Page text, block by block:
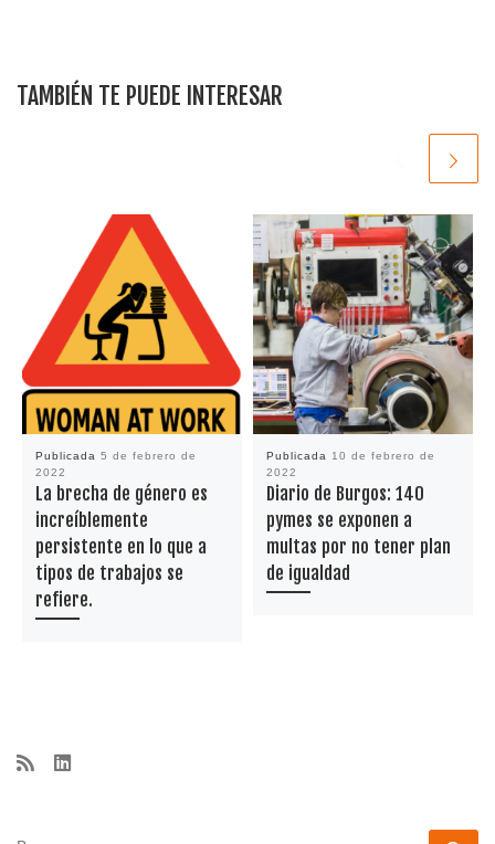
TAMBIÉN TE PUEDE INTERESAR
Publicada 5 de febrero de
2022
La brecha de género es
increíblemente
persistente en lo que a
tipos de trabajos se
refiere.
Publicada
10 de febrero de
2022
Diario de Burgos: 140
pymes se exponen a
multas por no tener plan
de igualdad
BUSCAR